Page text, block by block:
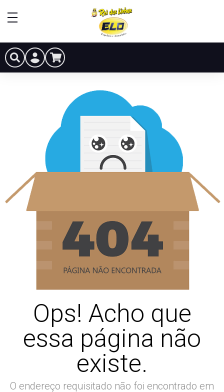
Ops! Acho que
essa página não
existe.
O endereço requisitado não foi encontrado em